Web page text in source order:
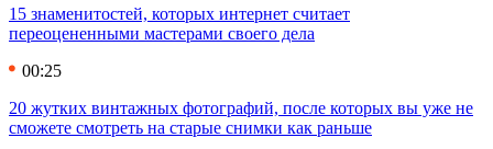
15 знаменитостей, которых интернет считает
переоцененными мастерами своего дела
00:25
20 жутких винтажных фотографий, после которых вы уже не
сможете смотреть на старые снимки как раньше